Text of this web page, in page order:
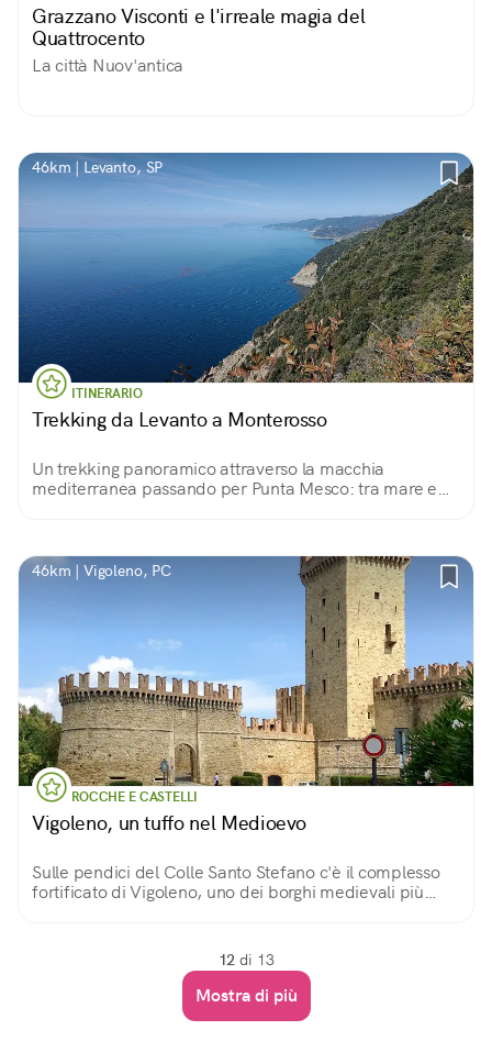
Grazzano Visconti e l'irreale magia del
Quattrocento
La città Nuov'antica
46km | Levanto, SP
ITINERARIO
Trekking da Levanto a Monterosso
Un trekking panoramico attraverso la macchia
mediterranea passando per Punta Mesco: tra mare e
46km | Vigoleno, PC
ROCCHE E CASTELLI
Vigoleno, un tuffo nel Medioevo
Sulle pendici del Colle Santo Stefano c'è il complesso
fortificato di Vigoleno, uno dei borghi medievali più
12 di 13
Mostra di più